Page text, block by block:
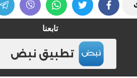
تابعنا
تطبيق نبض